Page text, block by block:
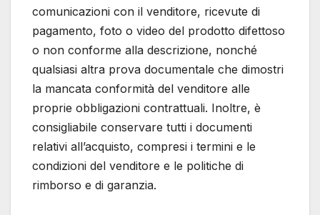
comunicazioni con il venditore, ricevute di
pagamento, foto o video del prodotto difettoso
o non conforme alla descrizione, nonché
qualsiasi altra prova documentale che dimostri
la mancata conformità del venditore alle
proprie obbligazioni contrattuali. Inoltre, è
consigliabile conservare tutti i documenti
relativi all’acquisto, compresi i termini e le
condizioni del venditore e le politiche di
rimborso e di garanzia.